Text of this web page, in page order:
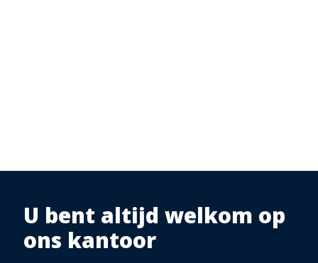
U bent altijd welkom op
ons kantoor